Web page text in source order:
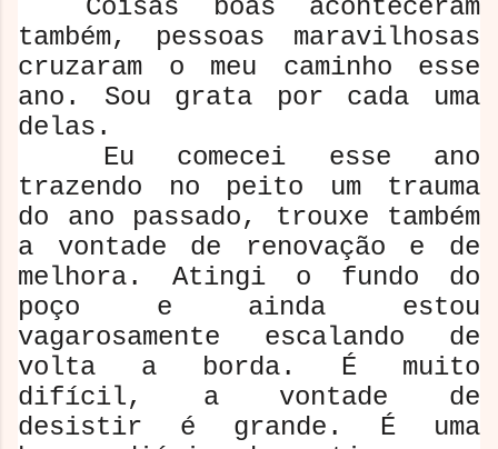
Coisas boas aconteceram
também, pessoas maravilhosas
cruzaram o meu caminho esse
ano. Sou grata por cada uma
delas.
Eu comecei esse ano
trazendo no peito um trauma
do ano passado, trouxe também
a vontade de renovação e de
melhora. Atingi o fundo do
poço e ainda estou
vagarosamente escalando de
volta a borda. É muito
difícil, a vontade de
desistir é grande. É uma